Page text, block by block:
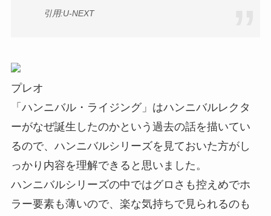
引用:U-NEXT
プレオ
「ハンニバル・ライジング」はハンニバルレクタ
ーがなぜ誕生したのかという過去の話を描いてい
るので、ハンニバルシリーズを見ておいた方がし
っかり内容を理解できると思いました。
ハンニバルシリーズの中ではグロさも控えめでホ
ラー要素も薄いので、楽な気持ちで見られるのも